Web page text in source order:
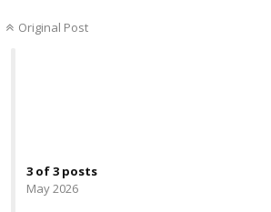
Original Post
3 of3 posts
May 2026